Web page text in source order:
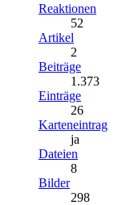
Reaktionen
52
Artikel
2
Beiträge
1.373
Einträge
26
Karteneintrag
ja
Dateien
8
Bilder
298